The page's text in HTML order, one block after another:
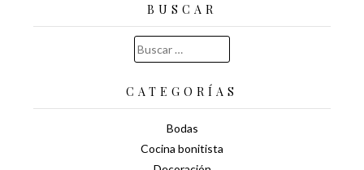
BUSCAR
Buscar:
CATEGORÍAS
Bodas
Cocina bonitista